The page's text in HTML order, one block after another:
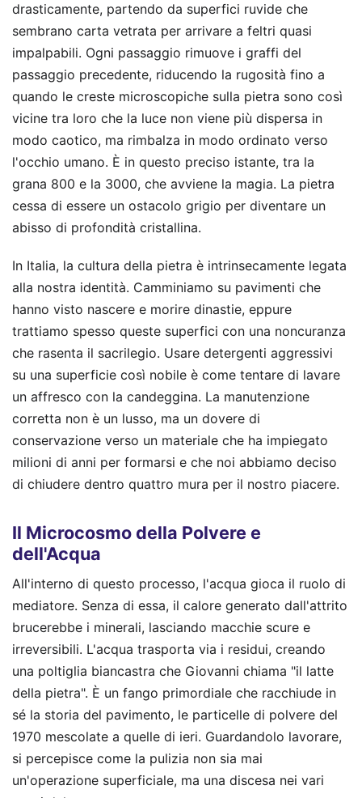
drasticamente, partendo da superfici ruvide che
sembrano carta vetrata per arrivare a feltri quasi
impalpabili. Ogni passaggio rimuove i graffi del
passaggio precedente, riducendo la rugosità fino a
quando le creste microscopiche sulla pietra sono così
vicine tra loro che la luce non viene più dispersa in
modo caotico, ma rimbalza in modo ordinato verso
l'occhio umano. È in questo preciso istante, tra la
grana 800 e la 3000, che avviene la magia. La pietra
cessa di essere un ostacolo grigio per diventare un
abisso di profondità cristallina.
In Italia, la cultura della pietra è intrinsecamente legata
alla nostra identità. Camminiamo su pavimenti che
hanno visto nascere e morire dinastie, eppure
trattiamo spesso queste superfici con una noncuranza
che rasenta il sacrilegio. Usare detergenti aggressivi
su una superficie così nobile è come tentare di lavare
un affresco con la candeggina. La manutenzione
corretta non è un lusso, ma un dovere di
conservazione verso un materiale che ha impiegato
milioni di anni per formarsi e che noi abbiamo deciso
di chiudere dentro quattro mura per il nostro piacere.
Il Microcosmo della Polvere e
dell'Acqua
All'interno di questo processo, l'acqua gioca il ruolo di
mediatore. Senza di essa, il calore generato dall'attrito
brucerebbe i minerali, lasciando macchie scure e
irreversibili. L'acqua trasporta via i residui, creando
una poltiglia biancastra che Giovanni chiama "il latte
della pietra". È un fango primordiale che racchiude in
sé la storia del pavimento, le particelle di polvere del
1970 mescolate a quelle di ieri. Guardandolo lavorare,
si percepisce come la pulizia non sia mai
un'operazione superficiale, ma una discesa nei vari